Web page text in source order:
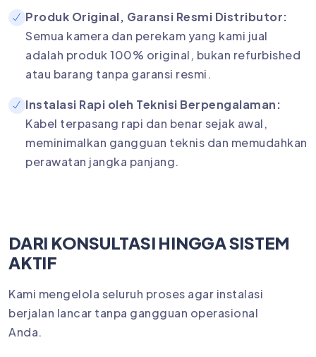
Produk Original, Garansi Resmi Distributor:
Semua kamera dan perekam yang kami jual
adalah produk 100% original, bukan refurbished
atau barang tanpa garansi resmi.
Instalasi Rapi oleh Teknisi Berpengalaman:
Kabel terpasang rapi dan benar sejak awal,
meminimalkan gangguan teknis dan memudahkan
perawatan jangka panjang.
DARI KONSULTASI HINGGA SISTEM
AKTIF
Kami mengelola seluruh proses agar instalasi
berjalan lancar tanpa gangguan operasional
Anda.